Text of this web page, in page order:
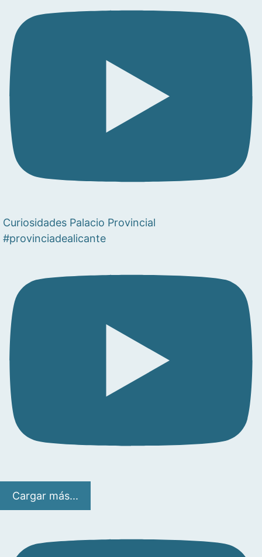
Curiosidades Palacio Provincial
#provinciadealicante
Cargar más...